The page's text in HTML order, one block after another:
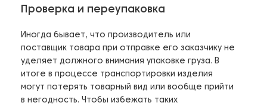
Проверка и переупаковка
Иногда бывает, что производитель или
поставщик товара при отправке его заказчику не
уделяет должного внимания упаковке груза. В
итоге в процессе транспортировки изделия
могут потерять товарный вид или вообще прийти
в негодность. Чтобы избежать таких